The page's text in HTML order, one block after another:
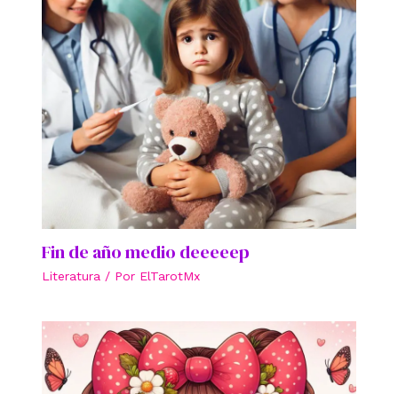
Fin de año medio deeeeep
Literatura / Por ElTarotMx